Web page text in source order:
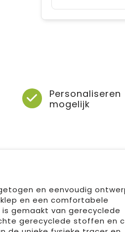
Personaliseren
mogelijk
en eenvoudig
en een comfortabele
gemaakt van gerecyclede
gerecyclede stoffen en